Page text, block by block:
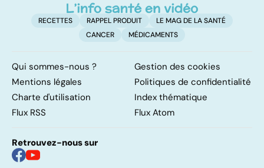
RECETTES RAPPEL PRODUIT
LE MAG DE LA SANTÉ
CANCER
MÉDICAMENTS
Qui sommes-nous ?
Gestion des cookies
Mentions légales
Politiques de confidentialité
Charte d'utilisation
Index thématique
Flux RSS
Flux Atom
Retrouvez-nous sur